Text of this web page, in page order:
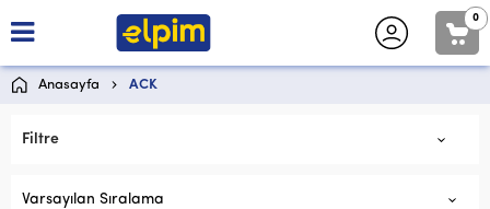
0
Anasayfa ACK
Filtre
Varsayılan Sıralama